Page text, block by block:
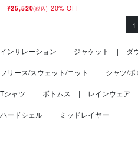
¥25,520(税込) 20% OFF
1
インサレーション ジャケット ダ
フリース/スウェット/ニット シャツ/ポ
Tシャツ ボトムス レインウェア
ハードシェル ミッドレイヤー